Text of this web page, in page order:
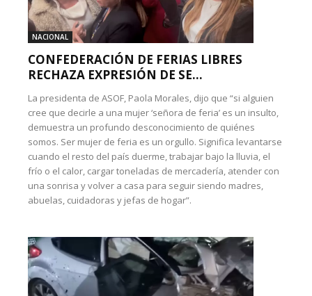
NACIONAL
CONFEDERACIÓN DE FERIAS LIBRES
RECHAZA EXPRESIÓN DE SE...
La presidenta de ASOF, Paola Morales, dijo que “si alguien
cree que decirle a una mujer ‘señora de feria’ es un insulto,
demuestra un profundo desconocimiento de quiénes
somos. Ser mujer de feria es un orgullo. Significa levantarse
cuando el resto del país duerme, trabajar bajo la lluvia, el
frío o el calor, cargar toneladas de mercadería, atender con
una sonrisa y volver a casa para seguir siendo madres,
abuelas, cuidadoras y jefas de hogar”.